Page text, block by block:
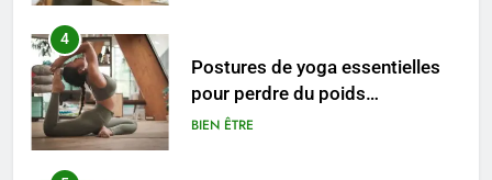
5
Infection chronique de l’oreille :
tout ce qu’il faut savoir sur les